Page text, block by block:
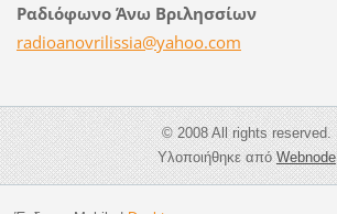
Ραδιόφωνο Άνω Βριλησσίων
radioanovrilissia@yahoo.com
© 2008 All rights reserved.
Υλοποιήθηκε απόWebnode